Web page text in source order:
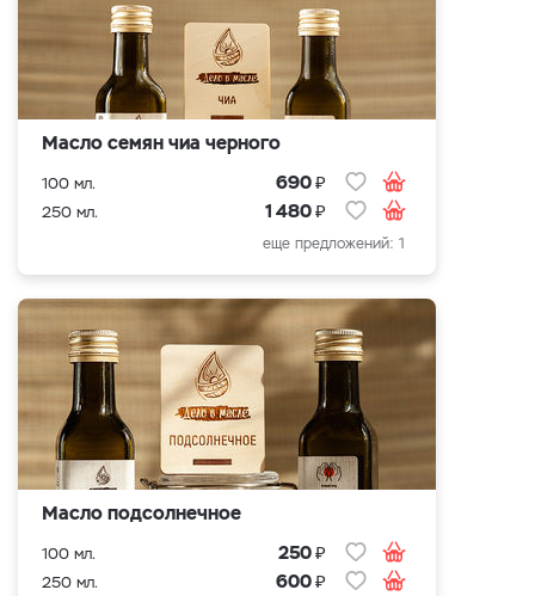
Масло семян чиа черного
100 мл. 690₽
250 мл. 1 480₽
еще предложений: 1
Масло подсолнечное
100 мл. 250₽
250 мл. 600₽